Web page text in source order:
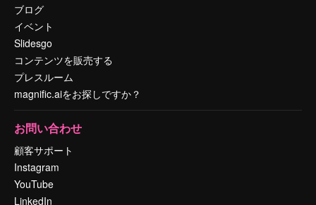
ブログ
イベント
Slidesgo
コンテンツを販売する
プレスルーム
magnific.aiをお探しですか？
お問い合わせ
顧客サポート
Instagram
YouTube
LinkedIn